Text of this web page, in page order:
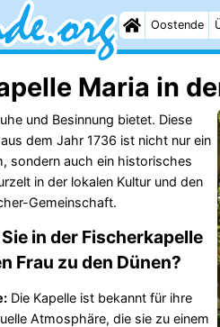
Oostende
Maria in
und Besinnung bietet. Diese
dem Jahr 1736 ist nicht nur ein
sondern auch ein historisches
in der lokalen Kultur und den
Gemeinschaft.
in der Fischerkapelle
Frau zu den Dünen?
Die Kapelle ist bekannt für ihre
Atmosphäre, die sie zu einem